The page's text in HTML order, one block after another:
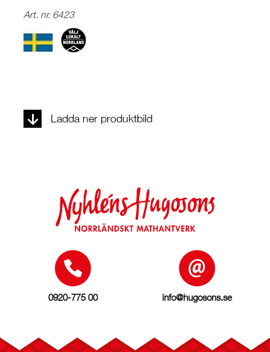
Art. nr. 6423
Ladda ner produktbild
0920-775 00 info@hugosons.se